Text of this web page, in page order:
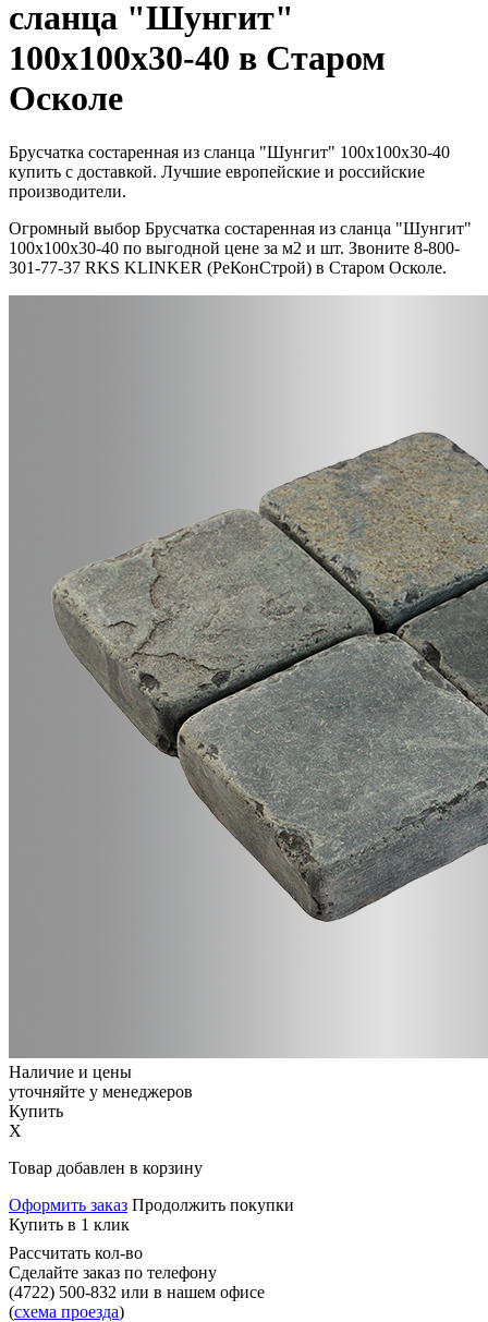
сланца "Шунгит"
100х100х30-40 в Старом
Осколе
Брусчатка состаренная из сланца "Шунгит" 100х100х30-40
купить с доставкой. Лучшие европейские и российские
производители.
Огромный выбор Брусчатка состаренная из сланца "Шунгит"
100х100х30-40 по выгодной цене за м2 и шт. Звоните 8-800-
301-77-37 RKS KLINKER (РеКонСтрой) в Старом Осколе.
Наличие и цены
уточняйте у менеджеров
Купить
X
Товар добавлен в корзину
Оформить заказ Продолжить покупки
Купить в 1 клик
Рассчитать кол-во
Сделайте заказ по телефону
(4722) 500-832 или в нашем офисе
(схема проезда)